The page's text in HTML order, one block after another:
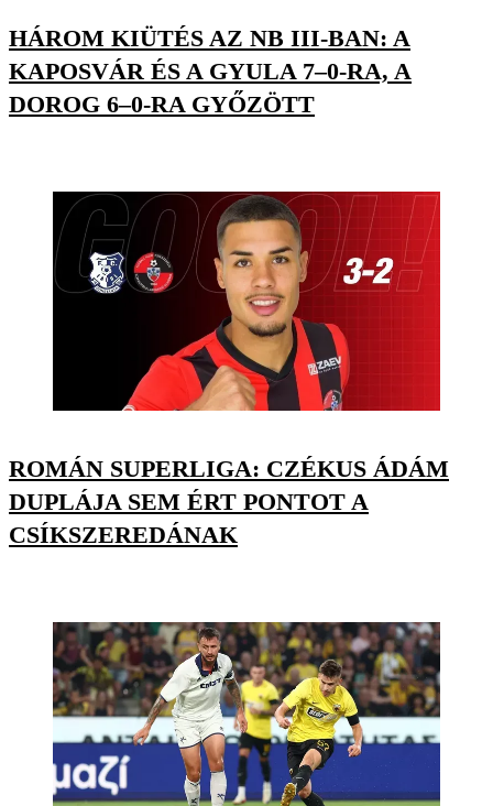
HÁROM KIÜTÉS AZ NB III-BAN: A
KAPOSVÁR ÉS A GYULA 7–0-RA, A
DOROG 6–0-RA GYŐZÖTT
ROMÁN SUPERLIGA: CZÉKUS ÁDÁM
DUPLÁJA SEM ÉRT PONTOT A
CSÍKSZEREDÁNAK